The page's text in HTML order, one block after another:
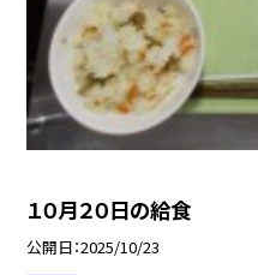
１０月２０日の給食
公開日 2025/10/23